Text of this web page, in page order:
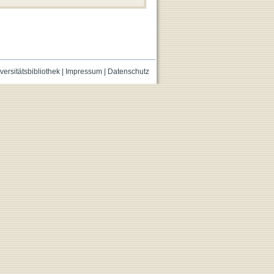
| Impressum| Datenschutz